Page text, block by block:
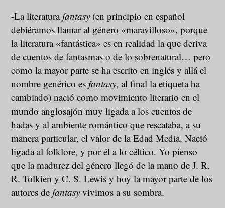
-La literaturafantasy (en principio en español
debiéramos llamar al género «maravilloso», porque
la literatura «fantástica» es en realidad la que deriva
de cuentos de fantasmas o de lo sobrenatural… pero
como la mayor parte se ha escrito en inglés y allá el
nombre genérico esfantasy, al final la etiqueta ha
cambiado) nació como movimiento literario en el
mundo anglosajón muy ligada a los cuentos de
hadas y al ambiente romántico que rescataba, a su
manera particular, el valor de la Edad Media. Nació
ligada al folklore, y por él a lo céltico. Yo pienso
que la madurez del género llegó de la mano de J. R.
R. Tolkien y C. S. Lewis y hoy la mayor parte de los
autores defantasy vivimos a su sombra.